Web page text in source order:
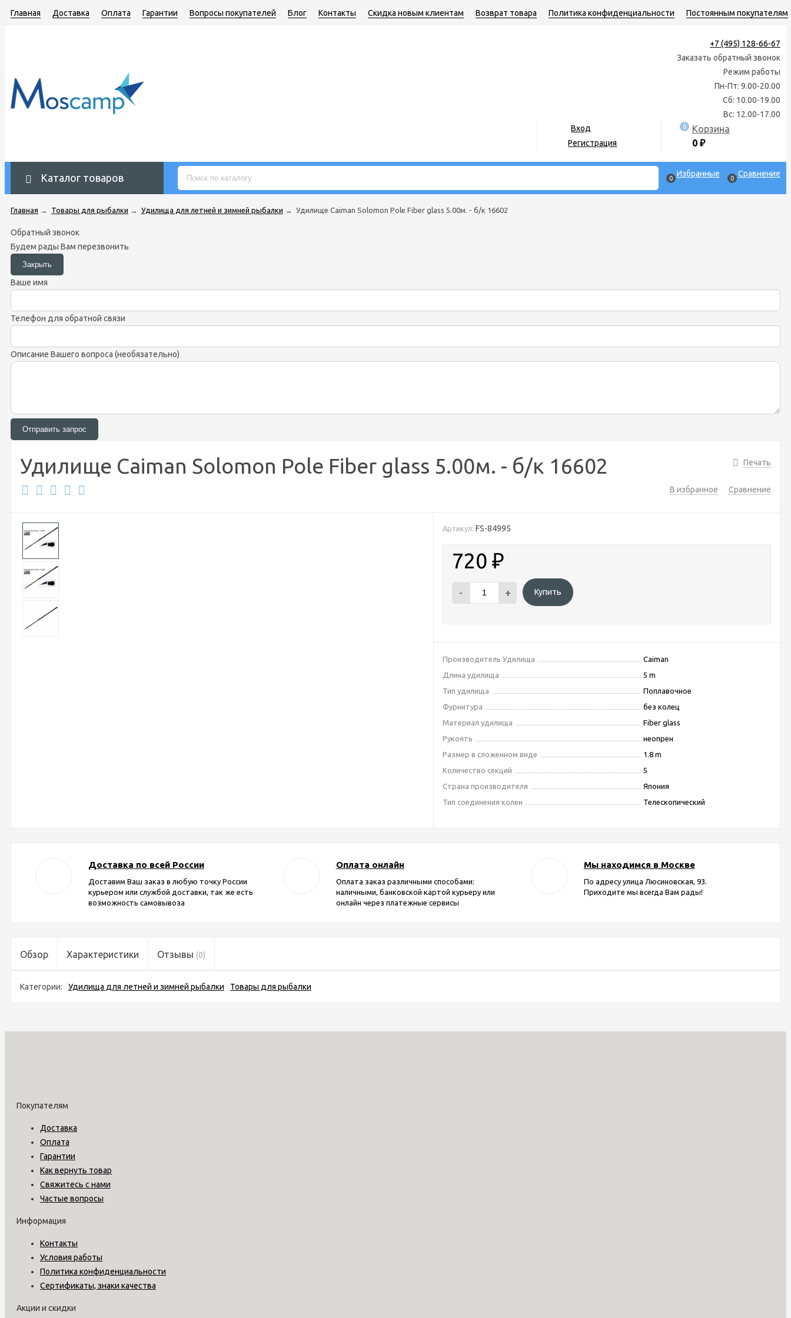
Главная Доставка Оплата Гарантии Вопросы покупателей Блог Контакты Скидка новым клиентам Возврат товара Политика конфиденциальности Постоянным покупателям
+7 (495) 128-66-67
Заказать обратный звонок
Режим работы
Пн-Пт: 9.00-20.00
Сб: 10.00-19.00
Вс: 12.00-17.00
Вход
Регистрация
0
Корзина
0 ₽
Каталог товаров 0 Избранные 0 Сравнение
Главная → Товары для рыбалки → Удилища для летней и зимней рыбалки → Удилище Caiman Solomon Pole Fiber glass 5.00м. - б/к 16602
Обратный звонок
Будем рады Вам перезвонить
Ваше имя
Телефон для обратной связи
Описание Вашего вопроса (необязательно)
Печать
Удилище Caiman Solomon Pole Fiber glass 5.00м. - б/к 16602
В избранное Сравнение
Артикул: FS-84995
720₽
- + Купить
Производитель Удилища
Caiman
Длина удилища
5 m
Тип удилища
Поплавочное
Фурнитура
без колец
Материал удилища
Fiber glass
Рукоять
неопрен
Размер в сложенном виде
1.8 m
Количество секций
5
Страна производителя
Япония
Тип соединения колен
Телескопический
Доставка по всей России
Доставим Ваш заказ в любую точку России
курьером или службой доставки, так же есть
возможность самовывоза
Оплата онлайн
Оплата заказ различными способами:
наличными, банковской картой курьеру или
онлайн через платежные сервисы
Мы находимся в Москве
По адресу улица Люсиновская, 93.
Приходите мы всегда Вам рады!
Обзор Характеристики Отзывы (0)
Категории: Удилища для летней и зимней рыбалки Товары для рыбалки
Покупателям
Доставка
Оплата
Гарантии
Как вернуть товар
Свяжитесь с нами
Частые вопросы
Информация
Контакты
Условия работы
Политика конфиденциальности
Сертификаты, знаки качества
Акции и скидки